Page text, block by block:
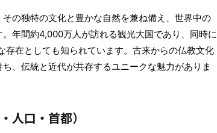
の独特の文化と豊かな自然を兼ね備え、世界中の
年間約4,000万人が訪れる観光大国であり、同時に
存在としても知られています。古来からの仏教文化
、伝統と近代が共存するユニークな魅力がありま
人口・首都）